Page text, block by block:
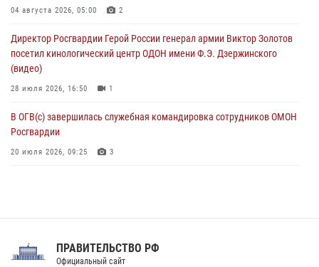
Патриотическая акция «Каникулы с Росгвардией» прошла в
07 августа 2026, 11:00
04 августа 2026, 05:00 2
Директор Росгвардии Герой России генерал армии Виктор Золотов
посетил кинологический центр ОДОН имени Ф.Э. Дзержинского
(видео)
28 июля 2026, 16:50 1
В ОГВ(с) завершилась служебная командировка сотрудников ОМОН
Росгвардии
20 июля 2026, 09:25 3
Праздник «Один день с Росгвардией» к 105-летию Центрального
ПРАВИТЕЛЬСТВО РФ
Официальный сайт